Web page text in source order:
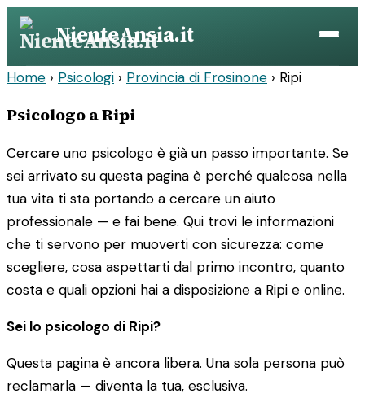
Vai
contenuto
NienteAnsia.it
Home › Psicologi › Provincia di Frosinone › Ripi
Psicologo a Ripi
Cercare uno psicologo è già un passo importante. Se
sei arrivato su questa pagina è perché qualcosa nella
tua vita ti sta portando a cercare un aiuto
professionale — e fai bene. Qui trovi le informazioni
che ti servono per muoverti con sicurezza: come
scegliere, cosa aspettarti dal primo incontro, quanto
costa e quali opzioni hai a disposizione a Ripi e online.
Sei lo psicologo di Ripi?
Questa pagina è ancora libera. Una sola persona può
reclamarla — diventa la tua, esclusiva.